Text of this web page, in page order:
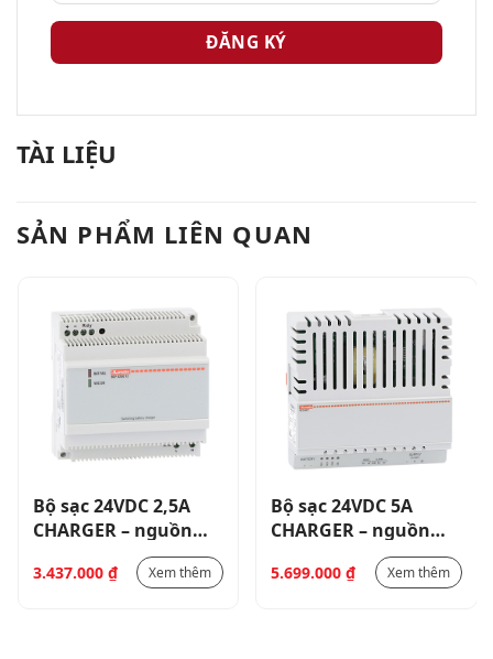
TÀI LIỆU
SẢN PHẨM LIÊN QUAN
Bộ sạc 24VDC 2,5A
CHARGER – nguồn
cấp 230VAC _
BCF025024
3.437.000 ₫ Xem thêm
Bộ sạc 24VDC 5A
CHARGER – nguồn
cấp 230VAC- ADVC
CHARGE MONITOR.
5.699.000 ₫ Xem thêm